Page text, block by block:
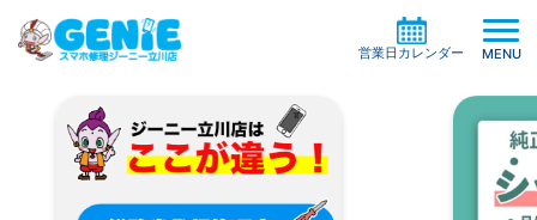
立川のiPhone・スマホ修理MENU
営業日カレンダー